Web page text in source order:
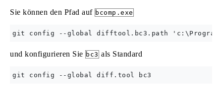
Sie können den Pfad auf bcomp.exe
und konfigurieren Sie bc3 als Standard